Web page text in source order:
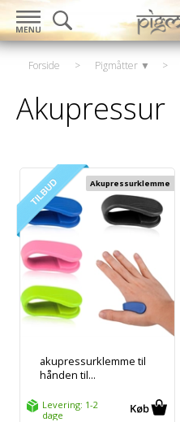
Forside > Pigmåtter ▼ >
Akupressur
akupressurklemme til
hånden til...
Akupressurklemme
Levering: 1-2
dage